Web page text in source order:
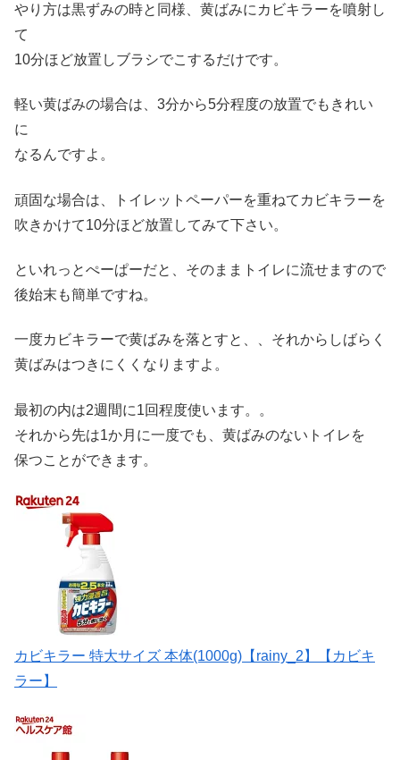
やり方は黒ずみの時と同様、黄ばみにカビキラーを噴射し
て
10分ほど放置しブラシでこするだけです。
軽い黄ばみの場合は、3分から5分程度の放置でもきれい
に
なるんですよ。
頑固な場合は、トイレットペーパーを重ねてカビキラーを
吹きかけて10分ほど放置してみて下さい。
といれっとぺーぱーだと、そのままトイレに流せますので
後始末も簡単ですね。
一度カビキラーで黄ばみを落とすと、、それからしばらく
黄ばみはつきにくくなりますよ。
最初の内は2週間に1回程度使います。。
それから先は1か月に一度でも、黄ばみのないトイレを
保つことができます。
カビキラー 特大サイズ 本体(1000g)【rainy_2】【カビキ
ラー】